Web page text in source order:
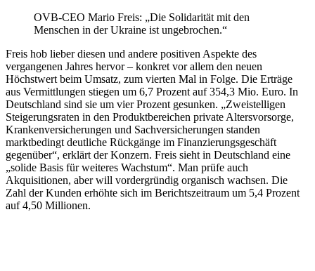
OVB-CEO Mario Freis: „Die Solidarität mit den
Menschen in der Ukraine ist ungebrochen.“
Freis hob lieber diesen und andere positiven Aspekte des
vergangenen Jahres hervor – konkret vor allem den neuen
Höchstwert beim Umsatz, zum vierten Mal in Folge. Die Erträge
aus Vermittlungen stiegen um 6,7 Prozent auf 354,3 Mio. Euro. In
Deutschland sind sie um vier Prozent gesunken. „Zweistelligen
Steigerungsraten in den Produktbereichen private Altersvorsorge,
Krankenversicherungen und Sachversicherungen standen
marktbedingt deutliche Rückgänge im Finanzierungsgeschäft
gegenüber“, erklärt der Konzern. Freis sieht in Deutschland eine
„solide Basis für weiteres Wachstum“. Man prüfe auch
Akquisitionen, aber will vordergründig organisch wachsen. Die
Zahl der Kunden erhöhte sich im Berichtszeitraum um 5,4 Prozent
auf 4,50 Millionen.